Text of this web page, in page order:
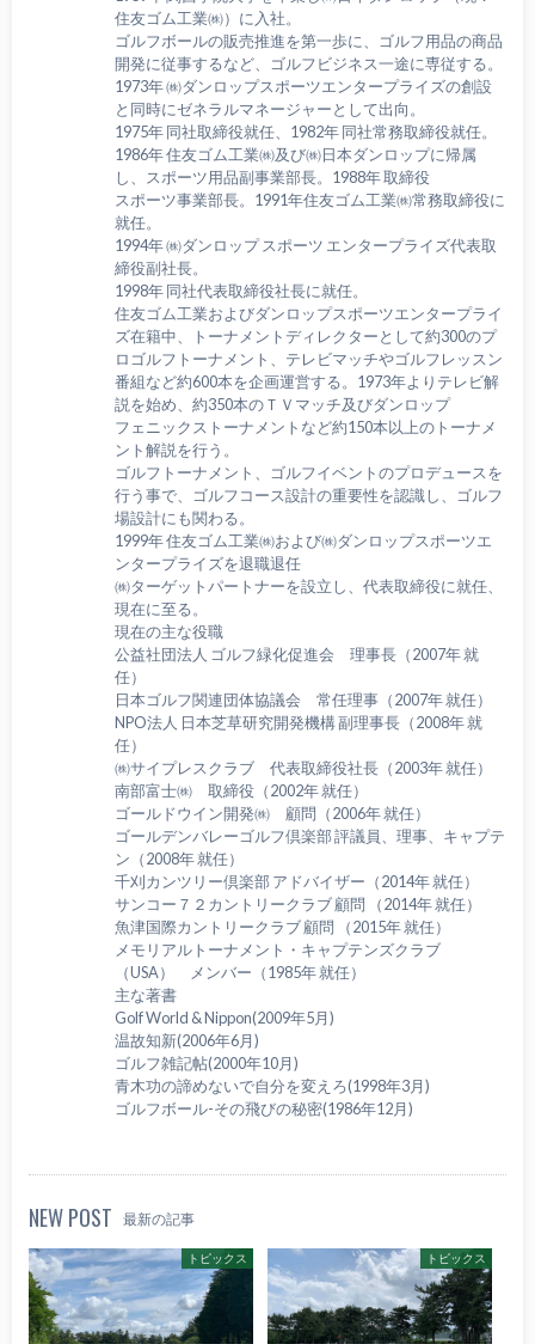
住友ゴム工業㈱）に入社。
ゴルフボールの販売推進を第一歩に、ゴルフ用品の商品
開発に従事するなど、ゴルフビジネス一途に専従する。
1973年 ㈱ダンロップスポーツエンタープライズの創設
と同時にゼネラルマネージャーとして出向。
1975年 同社取締役就任、1982年 同社常務取締役就任。
1986年 住友ゴム工業㈱及び㈱日本ダンロップに帰属
し、スポーツ用品副事業部長。1988年 取締役
スポーツ事業部長。1991年住友ゴム工業㈱常務取締役に
就任。
1994年 ㈱ダンロップ スポーツ エンタープライズ代表取
締役副社長。
1998年 同社代表取締役社長に就任。
住友ゴム工業およびダンロップスポーツエンタープライ
ズ在籍中、トーナメントディレクターとして約300のプ
ロゴルフトーナメント、テレビマッチやゴルフレッスン
番組など約600本を企画運営する。1973年よりテレビ解
説を始め、約350本のＴＶマッチ及びダンロップ
フェニックストーナメントなど約150本以上のトーナメ
ント解説を行う。
ゴルフトーナメント、ゴルフイベントのプロデュースを
行う事で、ゴルフコース設計の重要性を認識し、ゴルフ
場設計にも関わる。
1999年 住友ゴム工業㈱および㈱ダンロップスポーツエ
ンタープライズを退職退任
㈱ターゲットパートナーを設立し、代表取締役に就任、
現在に至る。
現在の主な役職
公益社団法人 ゴルフ緑化促進会 理事長（2007年 就
任）
日本ゴルフ関連団体協議会 常任理事（2007年 就任）
NPO法人 日本芝草研究開発機構 副理事長（2008年 就
任）
㈱サイプレスクラブ 代表取締役社長（2003年 就任）
南部富士㈱ 取締役（2002年 就任）
ゴールドウイン開発㈱ 顧問（2006年 就任）
ゴールデンバレーゴルフ倶楽部 評議員、理事、キャプテ
ン（2008年 就任）
千刈カンツリー倶楽部 アドバイザー（2014年 就任）
サンコー７２カントリークラブ 顧問 （2014年 就任）
魚津国際カントリークラブ 顧問 （2015年 就任）
メモリアルトーナメント・キャプテンズクラブ
（USA） メンバー（1985年 就任）
主な著書
Golf World & Nippon(2009年5月)
温故知新(2006年6月)
ゴルフ雑記帖(2000年10月)
青木功の諦めないで自分を変えろ(1998年3月)
ゴルフボール-その飛びの秘密(1986年12月)
NEW POST 最新の記事
トピックス トピックス